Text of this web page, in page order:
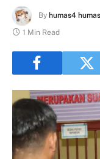
By humas4
1 Min Read